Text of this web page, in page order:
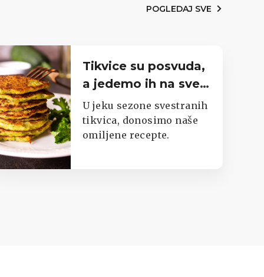
POGLEDAJ SVE
Tikvice su posvuda,
a jedemo ih na sve
moguće načine.
Imamo top listu
U jeku sezone svestranih
tikvica, donosimo naše
omiljene recepte.